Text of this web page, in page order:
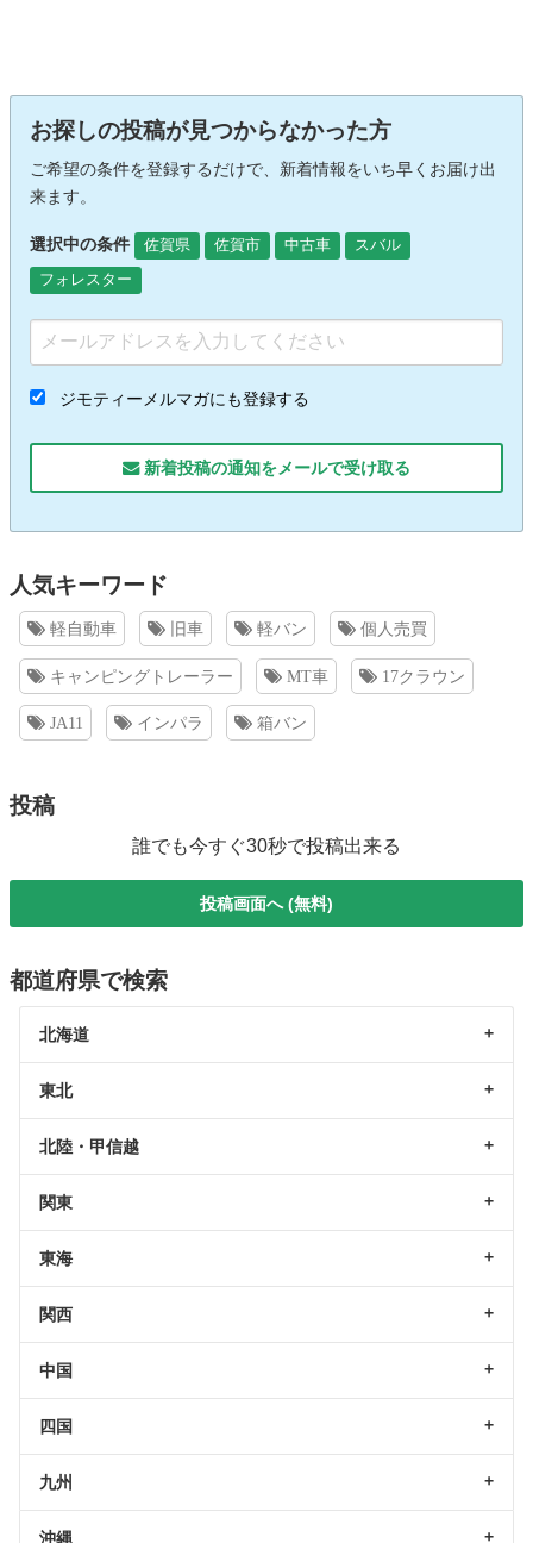
お探しの投稿が見つからなかった方
ご希望の条件を登録するだけで、新着情報をいち早くお届け出
来ます。
選択中の条件 佐賀県 佐賀市 中古車
スバル
フォレスター
ジモティーメルマガにも登録する
新着投稿の通知をメールで受け取る
人気キーワード
軽自動車 旧車 軽バン 個人売買
キャンピングトレーラー MT車 17クラウン
JA11 インパラ 箱バン
投稿
誰でも今すぐ30秒で投稿出来る
投稿画面へ (無料)
都道府県で検索
北海道
東北
北陸・甲信越
関東
東海
関西
中国
四国
九州
沖縄